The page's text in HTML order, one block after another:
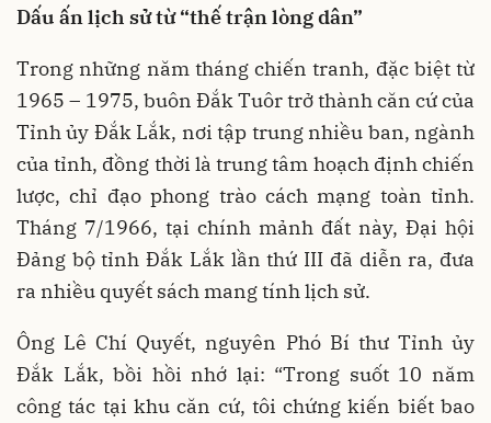
Dấu ấn lịch sử từ “thế trận lòng dân”
Trong những năm tháng chiến tranh, đặc biệt từ
1965 – 1975, buôn Đắk Tuôr trở thành căn cứ của
Tỉnh ủy Đắk Lắk, nơi tập trung nhiều ban, ngành
của tỉnh, đồng thời là trung tâm hoạch định chiến
lược, chỉ đạo phong trào cách mạng toàn tỉnh.
Tháng 7/1966, tại chính mảnh đất này, Đại hội
Đảng bộ tỉnh Đắk Lắk lần thứ III đã diễn ra, đưa
ra nhiều quyết sách mang tính lịch sử.
Ông Lê Chí Quyết, nguyên Phó Bí thư Tỉnh ủy
Đắk Lắk, bồi hồi nhớ lại: “Trong suốt 10 năm
công tác tại khu căn cứ, tôi chứng kiến biết bao